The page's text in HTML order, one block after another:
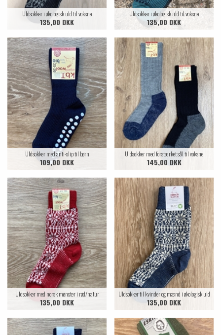
Uldsokker i økologisk uld til voksne
135,00 DKK
Uldsokker i økologisk uld til voksne
135,00 DKK
Uldsokker med anti-slip til børn
109,00 DKK
Uldsokker med forstærket sål til voksne
145,00 DKK
Uldsokker med norsk mønster i rød/natur
135,00 DKK
Uldsokker til kvinder og mænd i økologisk uld
135,00 DKK